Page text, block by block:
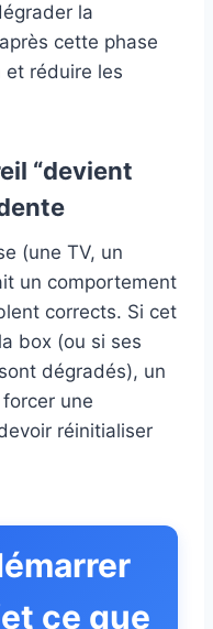
la
cette phase
et réduire les
“devient
(une TV, un
un comportement
corrects. Si cet
box (ou si ses
dégradés), un
une
réinitialiser
ce que